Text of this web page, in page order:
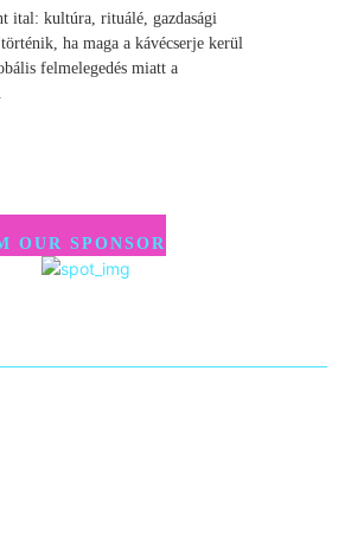
ital: kultúra, rituálé, gazdasági
ha maga a kávécserje kerül
felmelegedés miatt a
OUR SPONSOR